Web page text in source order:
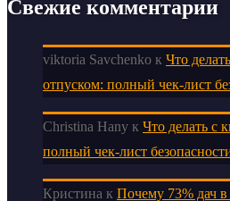
Свежие комментарии
viktoria Savchenko к Что
отпуском: полный чек-лист
Christina Hany к Что делать с
полный чек-лист
Кристина к Почему 73% дач